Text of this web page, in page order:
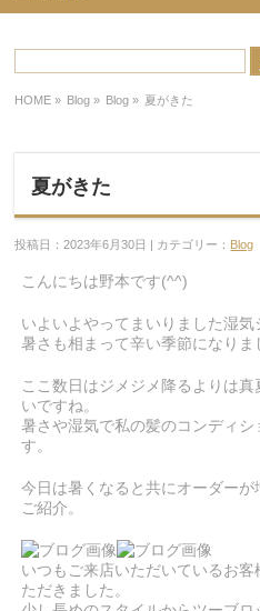
HOME » Blog » Blog » 夏がきた
夏がきた
投稿日：2023年6月30日 | カテゴリー： Blog
こんにちは野本です(^^)
いよいよやってまいりました湿気
暑さも相まって辛い季節になりま
ここ数日はジメジメ降るよりは
いですね。
暑さや湿気で私の髪のコンディ
す。
今日は暑くなると共にオーダー
ご紹介。
いつもご来店いただいているお
ただきました。